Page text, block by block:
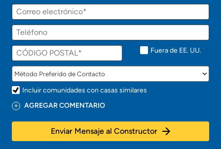
Fuera de EE. UU.
Incluir comunidades con casas similares
AGREGAR COMENTARIO
Enviar Mensaje al Constructor